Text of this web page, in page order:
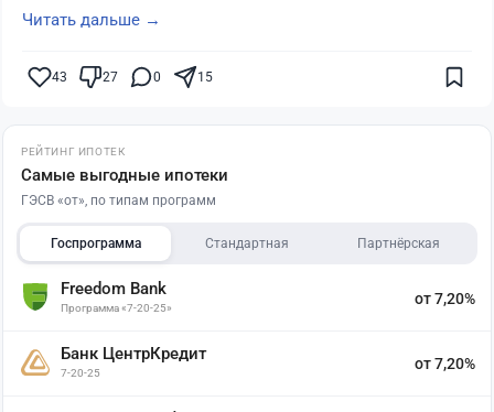
Читать дальше →
43 27 0 15
РЕЙТИНГ ИПОТЕК
Самые выгодные ипотеки
ГЭСВ «от», по типам программ
Госпрограмма Стандартная Партнёрская
Freedom Bank
Программа «7-20-25»
от 7,20%
Банк ЦентрКредит
7-20-25
от 7,20%